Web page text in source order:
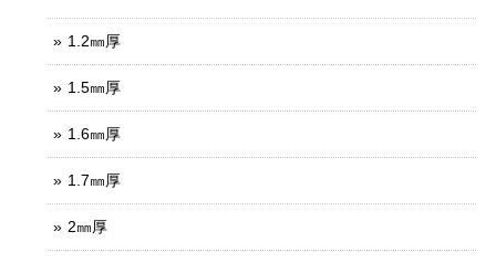
1.2㎜厚
1.5㎜厚
1.6㎜厚
1.7㎜厚
2㎜厚